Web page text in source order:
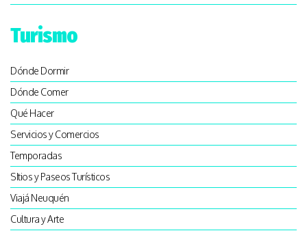
Turismo
Dónde Dormir
Dónde Comer
Qué Hacer
Servicios y Comercios
Temporadas
SItios y Paseos Turísticos
Viajá Neuquén
Cultura y Arte